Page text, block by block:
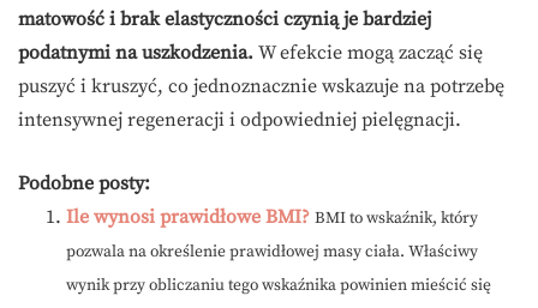
matowość i brak elastyczności czynią je bardziej
podatnymi na uszkodzenia. W efekcie mogą zacząć się
puszyć i kruszyć, co jednoznacznie wskazuje na potrzebę
intensywnej regeneracji i odpowiedniej pielęgnacji.
Podobne posty:
Ile wynosi prawidłowe BMI? BMI to wskaźnik, który
pozwala na określenie prawidłowej masy ciała. Właściwy
wynik przy obliczaniu tego wskaźnika powinien mieścić się